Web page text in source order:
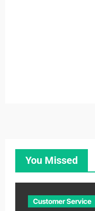
You Missed
Customer Service